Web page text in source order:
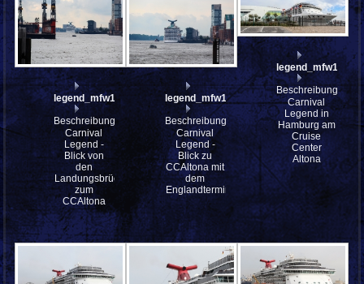
legend_mfw13__030267
Beschreibung:
Carnival
Legend -
Blick von
den
Landungsbrücken
zum
CCAltona
legend_mfw13__030180
Beschreibung:
Carnival
Legend -
Blick zu
CCAltona mit
dem
Englandterminal
Beschreibung:
Carnival
Legend in
Hamburg am
Cruise
Center
Altona